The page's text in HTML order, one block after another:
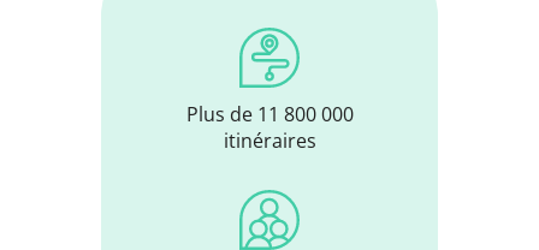
Plus de 11 800 000
itinéraires